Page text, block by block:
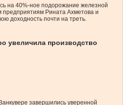
на 40%-ное подорожание железной
Рината Ахметова и
доходность почти на треть.
увеличила производство
завершились уверенной